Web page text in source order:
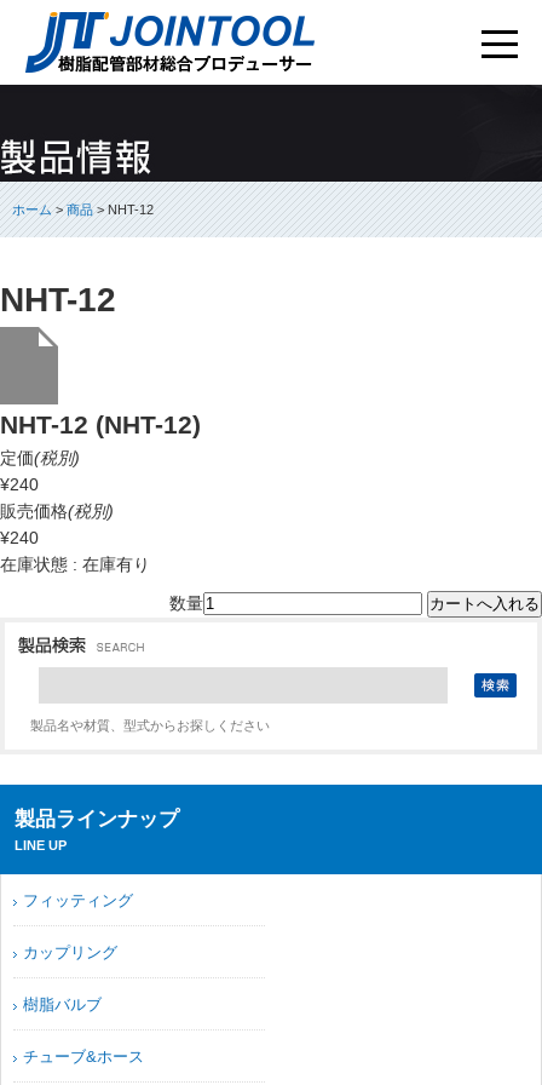
ホーム>商品> NHT-12
NHT-12
NHT-12 (NHT-12)
定価(税別)
¥240
販売価格(税別)
¥240
在庫状態 : 在庫有り
数量
製品名や材質、型式からお探しください
製品ラインナップ
LINE UP
フィッティング
カップリング
樹脂バルブ
チューブ&ホース